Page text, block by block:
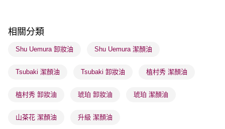
順豐站及營業點 - 確認發貨後1-3個工作天送達
物流公司進行物流配送
取。逾期會取消訂單，並不會安排重寄
相關分類
Shu Uemura 卸妝油 Shu Uemura 潔顏油
Tsubaki 潔顏油 Tsubaki 卸妝油 植村秀 潔顏油
植村秀 卸妝油 琥珀 卸妝油 琥珀 潔顏油
山茶花 潔顏油 升級 潔顏油